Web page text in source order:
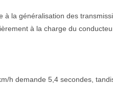
à la généralisation des
à la charge du
h demande 5,4 secondes,